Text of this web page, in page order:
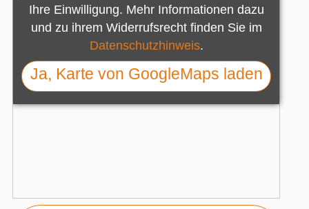
Ihre Einwilligung. Mehr Informationen dazu
und zu ihrem Widerrufsrecht finden Sie im
Datenschutzhinweis.